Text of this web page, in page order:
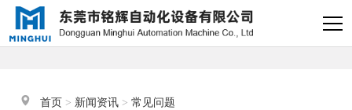
首页 > 新闻资讯 > 常见问题